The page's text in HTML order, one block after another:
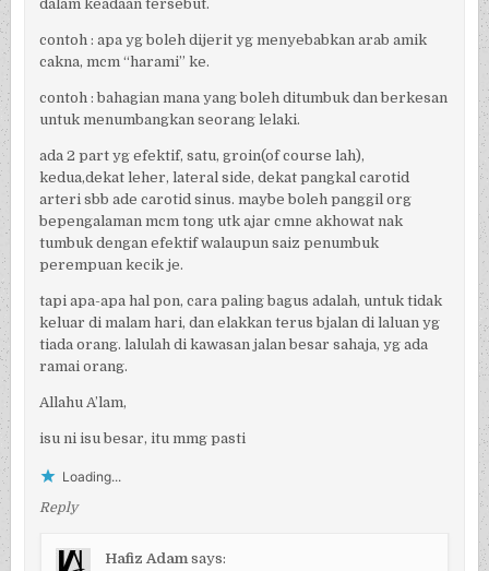
dalam keadaan tersebut.
contoh : apa yg boleh dijerit yg menyebabkan arab amik
cakna, mcm “harami” ke.
contoh : bahagian mana yang boleh ditumbuk dan berkesan
untuk menumbangkan seorang lelaki.
ada 2 part yg efektif, satu, groin(of course lah),
kedua,dekat leher, lateral side, dekat pangkal carotid
arteri sbb ade carotid sinus. maybe boleh panggil org
bepengalaman mcm tong utk ajar cmne akhowat nak
tumbuk dengan efektif walaupun saiz penumbuk
perempuan kecik je.
tapi apa-apa hal pon, cara paling bagus adalah, untuk tidak
keluar di malam hari, dan elakkan terus bjalan di laluan yg
tiada orang. lalulah di kawasan jalan besar sahaja, yg ada
ramai orang.
Allahu A’lam,
isu ni isu besar, itu mmg pasti
Loading...
Reply
Hafiz Adam says: